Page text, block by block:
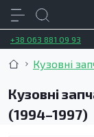
+38 063 881 09 93
Кузовні
Кузовні
(1994–1997)